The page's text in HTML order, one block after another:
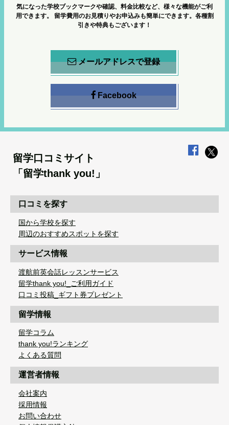
気になった学校ブックマークや確認、料金比較など、様々な機能がご利
用できます。
留学費用のお見積りやお申込みも簡単にできます。各種割
引きや特典もございます！
メールアドレスで登録
Facebook
留学口コミサイト
「留学thank you!」
口コミを探す
国から学校を探す
周辺のおすすめスポットを探す
サービス情報
渡航前英会話レッスンサービス
留学thank you!_ご利用ガイド
口コミ投稿_ギフト券プレゼント
留学情報
留学コラム
thank you!ランキング
よくある質問
運営者情報
会社案内
採用情報
お問い合わせ